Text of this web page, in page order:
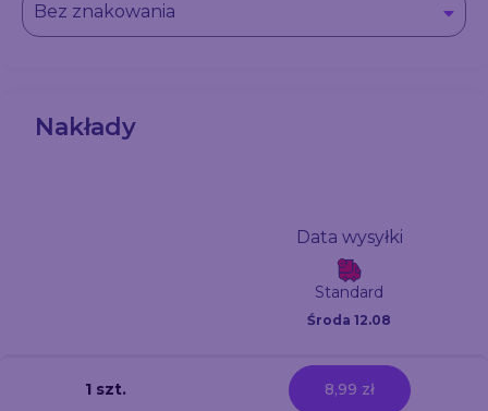
Bez znakowania
Nakłady
Data wysyłki
Standard
Środa 12.08
1 szt. 8,99 zł